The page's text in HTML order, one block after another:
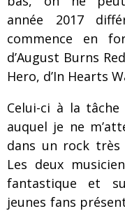
année 2017
commence en
d’August Burns
Hero, d’In Hearts
Celui-ci à la
auquel je ne
dans un rock
Les deux
fantastique et
jeunes fans